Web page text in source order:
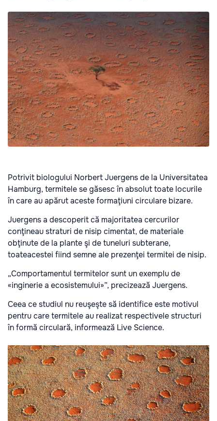
Potrivit biologului Norbert Juergens de la Universitatea
Hamburg, termitele se găsesc în absolut toate locurile
în care au apărut aceste formaţiuni circulare bizare.
Juergensa descoperit că majoritatea cercurilor
conţineau straturi de nisip cimentat, de materiale
obţinute de la plante şi de tuneluri subterane,
toateacestei fiind semne ale prezenţei termitei de nisip.
„Comportamentul termitelorsunt un exemplu de
«inginerie a ecosistemului»”, precizează Juergens.
Ceea ce studiul nu reuşeşte să identifice este motivul
pentru care termitele au realizat respectivele structuri
în formă circulară, informează Live Science.